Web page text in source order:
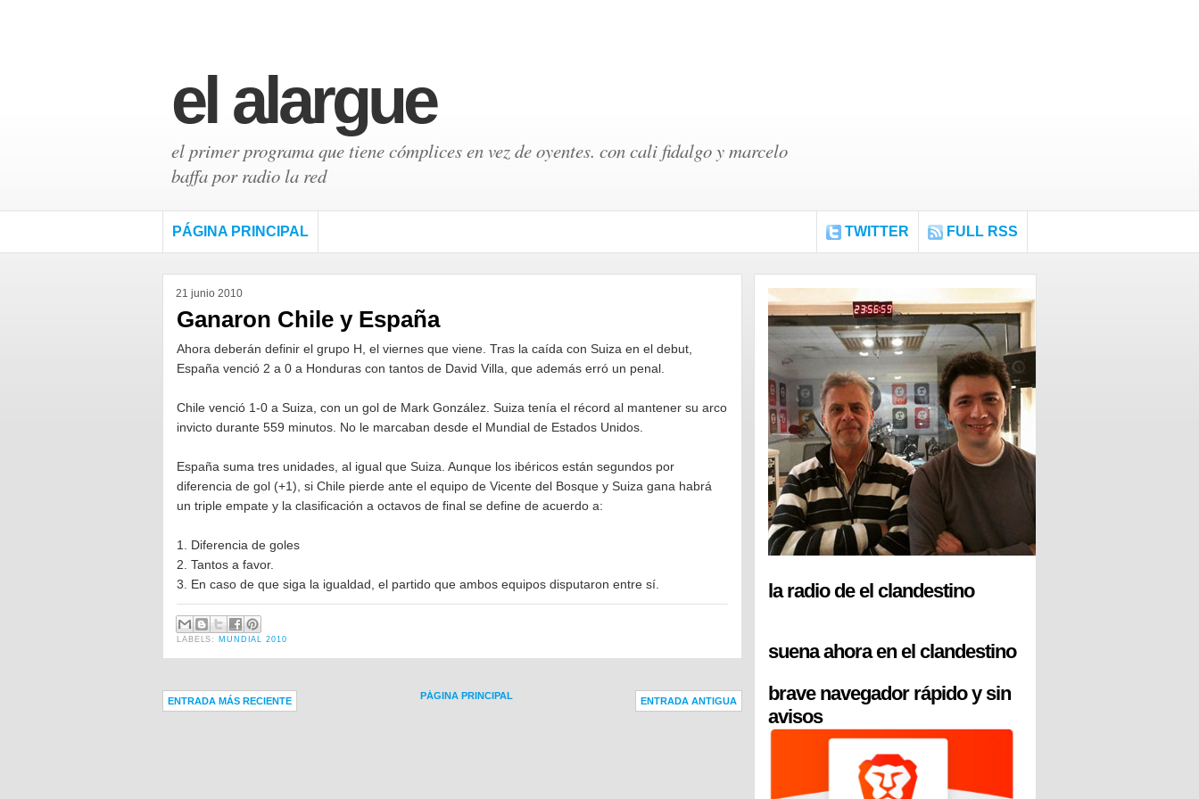
el alargue
el primer programa que tiene cómplices en vez de oyentes. con cali fidalgo y marcelo
baffa por radio la red
PÁGINA PRINCIPAL TWITTER FULL RSS
21 junio 2010
Ganaron Chile y España
Ahora deberán definir el grupo H, el viernes que viene. Tras la caída con Suiza en el debut,
España venció 2 a 0 a Honduras con tantos de David Villa, que además erró un penal.
Chile venció 1-0 a Suiza, con un gol de Mark González. Suiza tenía el récord al mantener su arco
invicto durante 559 minutos. No le marcaban desde el Mundial de Estados Unidos.
España suma tres unidades, al igual que Suiza. Aunque los ibéricos están segundos por
diferencia de gol (+1), si Chile pierde ante el equipo de Vicente del Bosque y Suiza gana habrá
un triple empate y la clasificación a octavos de final se define de acuerdo a:
1. Diferencia de goles
2. Tantos a favor.
3. En caso de que siga la igualdad, el partido que ambos equipos disputaron entre sí.
LABELS: MUNDIAL 2010
ENTRADA MÁS RECIENTE ENTRADA ANTIGUA
PÁGINA PRINCIPAL
la radio de el clandestino
suena ahora en el clandestino
brave navegador rápido y sin
avisos